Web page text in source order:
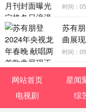
时间：
苏有
曲展
时间：
网站首页 星闻
电视剧
综